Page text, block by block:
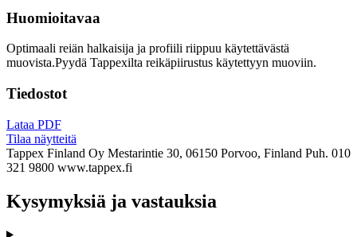
Huomioitavaa
Optimaali reiän halkaisija ja profiili riippuu käytettävästä
muovista.Pyydä Tappexilta reikäpiirustus käytettyyn muoviin.
Tiedostot
Lataa PDF
Tilaa näytteitä
Tappex Finland Oy Mestarintie 30, 06150 Porvoo, Finland Puh. 010
321 9800 www.tappex.fi
Kysymyksiä ja vastauksia